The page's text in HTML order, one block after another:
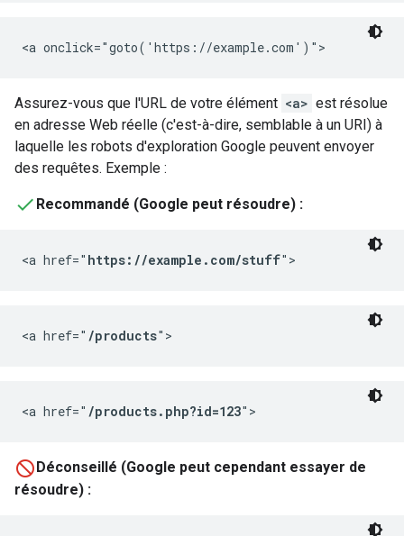
<a onclick="goto('https://example.com')">
Assurez-vous que l'URL de votre élément <a> est résolue
en adresse Web réelle (c'est-à-dire, semblable à un URI) à
laquelle les robots d'exploration Google peuvent envoyer
des requêtes. Exemple :
Recommandé (Google peut résoudre) :
<a href=" https://example.com/stuff">
<a href=" /products">
<a href=" /products.php?id=123">
Déconseillé (Google peut cependant essayer de
résoudre) :